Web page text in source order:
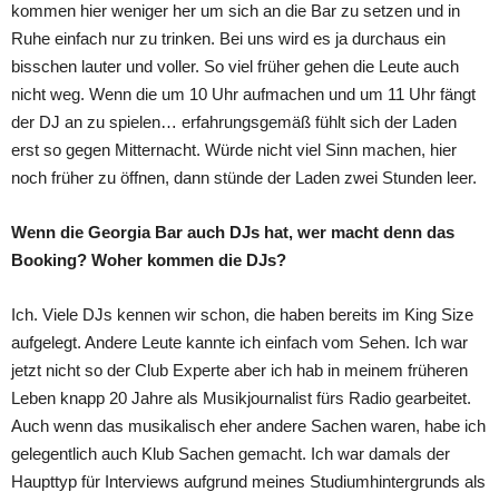
kommen hier weniger her um sich an die Bar zu setzen und in
Ruhe einfach nur zu trinken. Bei uns wird es ja durchaus ein
bisschen lauter und voller. So viel früher gehen die Leute auch
nicht weg. Wenn die um 10 Uhr aufmachen und um 11 Uhr fängt
der DJ an zu spielen… erfahrungsgemäß fühlt sich der Laden
erst so gegen Mitternacht. Würde nicht viel Sinn machen, hier
noch früher zu öffnen, dann stünde der Laden zwei Stunden leer.
Wenn die Georgia Bar auch DJs hat, wer macht denn das
Booking? Woher kommen die DJs?
Ich. Viele DJs kennen wir schon, die haben bereits im King Size
aufgelegt. Andere Leute kannte ich einfach vom Sehen. Ich war
jetzt nicht so der Club Experte aber ich hab in meinem früheren
Leben knapp 20 Jahre als Musikjournalist fürs Radio gearbeitet.
Auch wenn das musikalisch eher andere Sachen waren, habe ich
gelegentlich auch Klub Sachen gemacht. Ich war damals der
Haupttyp für Interviews aufgrund meines Studiumhintergrunds als